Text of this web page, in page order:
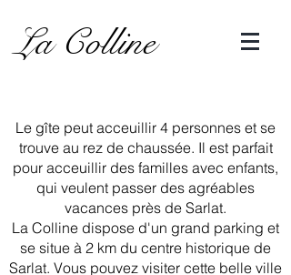
La Colline
Le gîte peut acceuillir 4 personnes et se
trouve au rez de chaussée. Il est parfait
pour acceuillir des familles avec enfants,
qui veulent passer des agréables
vacances près de Sarlat.
La Colline dispose d'un grand parking et
se situe à 2 km du centre historique de
Sarlat. Vous pouvez visiter cette belle ville